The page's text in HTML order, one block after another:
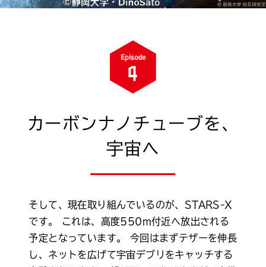
カーボンナノチューブを、
宇宙へ
そして、現在取り組んでいるのが、STARS-X
です。
これは、高度550m付近へ放出される
予定となっています。
今回はまずテザーを伸長
し、ネットを広げて宇宙デブリをキャッチする